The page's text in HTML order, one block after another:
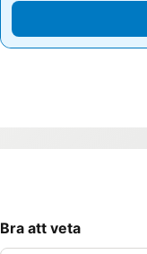
Bra att veta